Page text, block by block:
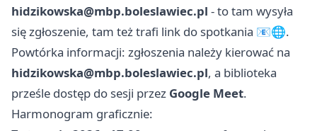
hidzikowska@mbp.boleslawiec.pl - to tam wysyła
się zgłoszenie, tam też trafi link do spotkania 📧🌐.
Powtórka informacji: zgłoszenia należy kierować na
hidzikowska@mbp.boleslawiec.pl, a biblioteka
prześle dostęp do sesji przez Google Meet.
Harmonogram graficznie: